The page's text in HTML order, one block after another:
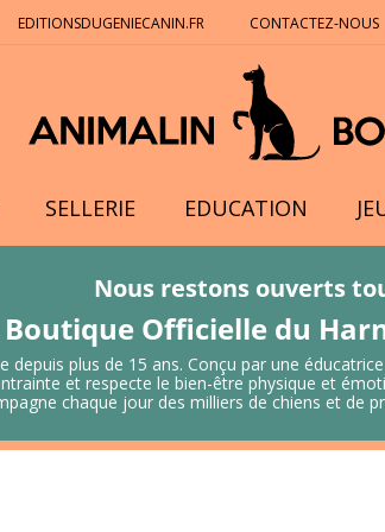
EDITIONSDUGENIECANIN.FR CONTACTEZ-NOUS
SELLERIE EDUCATION
Nous restons ouverts
Boutique Officielle du
plus de 15 ans. Conçu par une
et respecte le bien-être physique et
chaque jour des milliers de chiens et de